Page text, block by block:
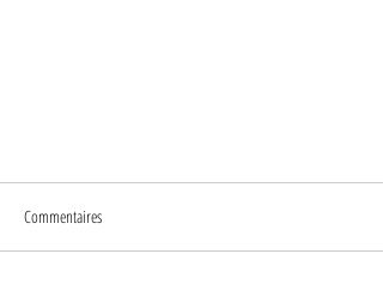
Commentaires